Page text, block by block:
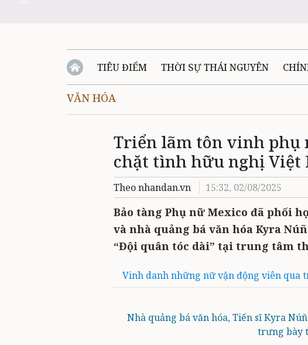
TIÊU ĐIỂM THỜI SỰ THÁI NGUYÊN
QUỐC PHÒNG - AN NINH
QUÊ HƯƠNG - ĐẤT NƯỚC QUỐC TẾ TÀI
VĂN BẢN, CHÍNH SÁCH MỚI VĂN NGHỆ THÁI
VĂN HÓA
Triển lãm tôn vinh phụ
chặt tình hữu nghị Việt
Theo nhandan.vn 15:32, 02/08/2025
Bảo tàng Phụ nữ Mexico đã phối
và nhà quảng bá văn hóa Kyra
“Đội quân tóc dài” tại trung tâm
Vinh danh những nữ vận động viên qua
Nhà quảng bá văn hóa, Tiến sĩ Kyra
trưng bày